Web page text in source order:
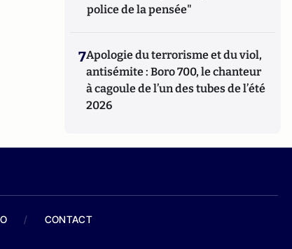
police de la pensée"
7Apologie du terrorisme et du viol,
antisémite : Boro 700, le chanteur
à cagoule de l’un des tubes de l’été
2026
/ CONTACT